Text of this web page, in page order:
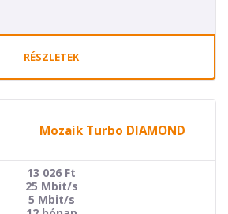
RÉSZLETEK
Mozaik Turbo DIAMOND
13 026 Ft
25 Mbit/s
5 Mbit/s